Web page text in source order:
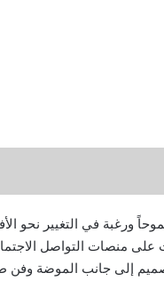
ورغبة في التغيير نحو
منصات التواصل
إلى جانب الموضة